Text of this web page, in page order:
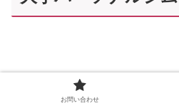
お問い合わせ